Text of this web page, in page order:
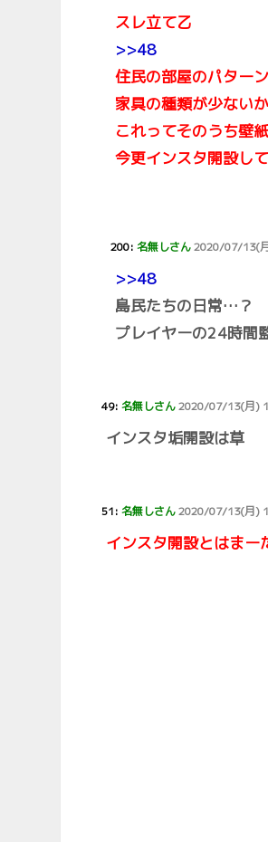
スレ立て乙
>>48
住民の部屋のパター
家具の種類が少ない
これってそのうち壁
今更インスタ開設し
200:名無しさん2020/07/13(
>>48
島民たちの日常…？
プレイヤーの24時間
49:名無しさん2020/07/13(月)
インスタ垢開設は草
51:名無しさん2020/07/13(月)
インスタ開設とはまー